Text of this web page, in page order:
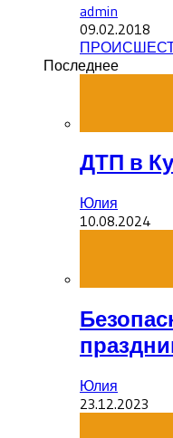
admin
09.02.2018
Последнее
ДТП в
Юлия
10.08.2024
Юлия
23.12.2023